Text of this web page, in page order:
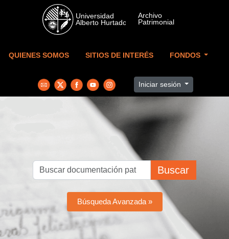
Skip to main content
QUIENES SOMOS SITIOS DE INTERÉS FONDOS
Iniciar sesión
Buscar
Búsqueda Avanzada »